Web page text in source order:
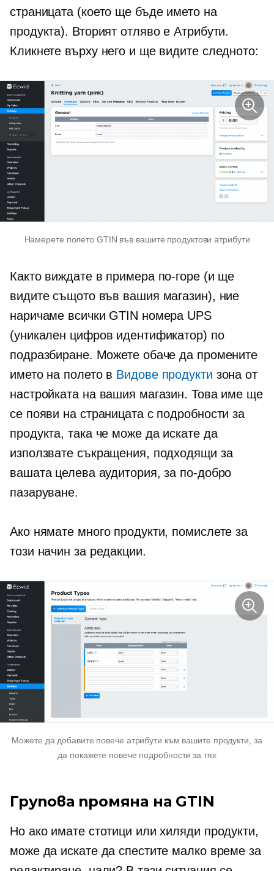
страницата (което ще бъде името на
продукта). Вторият отляво е Атрибути.
Кликнете върху него и ще видите следното:
Намерете полето GTIN във вашите продуктови атрибути
Както виждате в примера по-горе (и ще
видите същото във вашия магазин), ние
наричаме всички GTIN номера UPS
(уникален цифров идентификатор) по
подразбиране. Можете обаче да промените
името на полето в Видове продукти зона от
настройката на вашия магазин. Това име ще
се появи на страницата с подробности за
продукта, така че може да искате да
използвате съкращения, подходящи за
вашата целева аудитория, за по-добро
пазаруване.
Ако нямате много продукти, помислете за
този начин за редакции.
Можете да добавите повече атрибути към вашите продукти, за
да покажете повече подробности за тях
Групова промяна на GTIN
Но ако имате стотици или хиляди продукти,
може да искате да спестите малко време за